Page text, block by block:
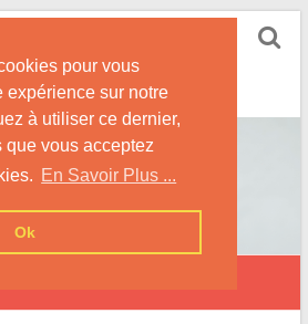
pour vous
expérience sur notre
à utiliser ce dernier,
que vous acceptez
En Savoir Plus ...
Ok
Une Femme